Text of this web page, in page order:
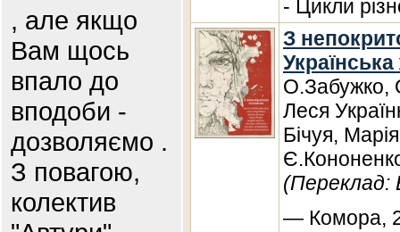
, але якщо
Вам щось
впало до
вподоби -
дозволяємо .
З повагою,
колектив
- Цикли
З
О.Забужко,
Леся
Бічуя,
(Переклад:
— Комора,